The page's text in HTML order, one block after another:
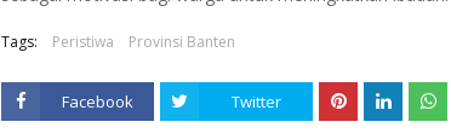
Tags: Peristiwa Provinsi Banten
Facebook Twitter